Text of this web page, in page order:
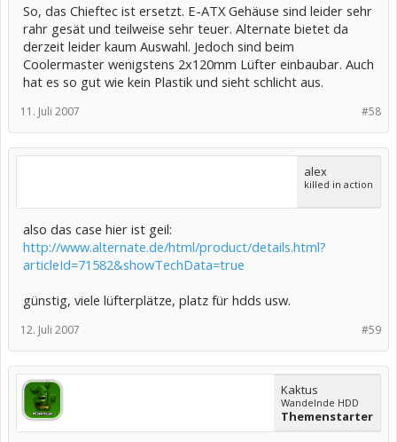
So, das Chieftec ist ersetzt. E-ATX Gehäuse sind leider sehr
rahr gesät und teilweise sehr teuer. Alternate bietet da
derzeit leider kaum Auswahl. Jedoch sind beim
Coolermaster wenigstens 2x120mm Lüfter einbaubar. Auch
hat es so gut wie kein Plastik und sieht schlicht aus.
#58
11. Juli 2007
alex
killed in action
also das case hier ist geil:
http://www.alternate.de/html/product/details.html?
articleId=71582&showTechData=true
günstig, viele lüfterplätze, platz für hdds usw.
#59
12. Juli 2007
Kaktus
Wandelnde HDD
Themenstarter